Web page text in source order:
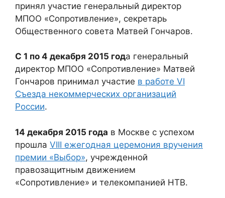
принял участие генеральный директор
МПОО «Сопротивление», секретарь
Общественного совета Матвей Гончаров.
С 1 по 4 декабря 2015 года генеральный
директор МПОО «Сопротивление» Матвей
Гончаров принимал участие в работе VI
Съезда некоммерческих организаций
России.
14 декабря 2015 года в Москве с успехом
прошла VIII ежегодная церемония вручения
премии «Выбор», учрежденной
правозащитным движением
«Сопротивление» и телекомпанией НТВ.